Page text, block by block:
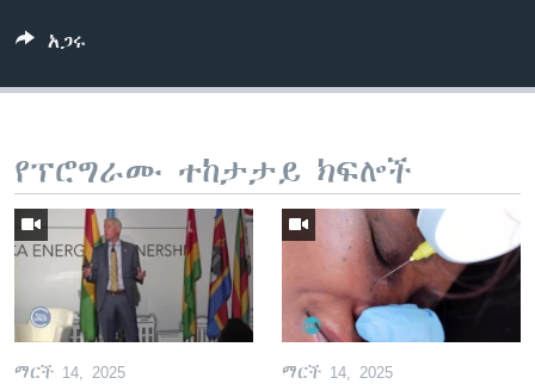
አጋሩ
የፕሮግራሙ ተከታታይ ክፍሎች
ማርች 14, 2025 ማርች 14, 2025